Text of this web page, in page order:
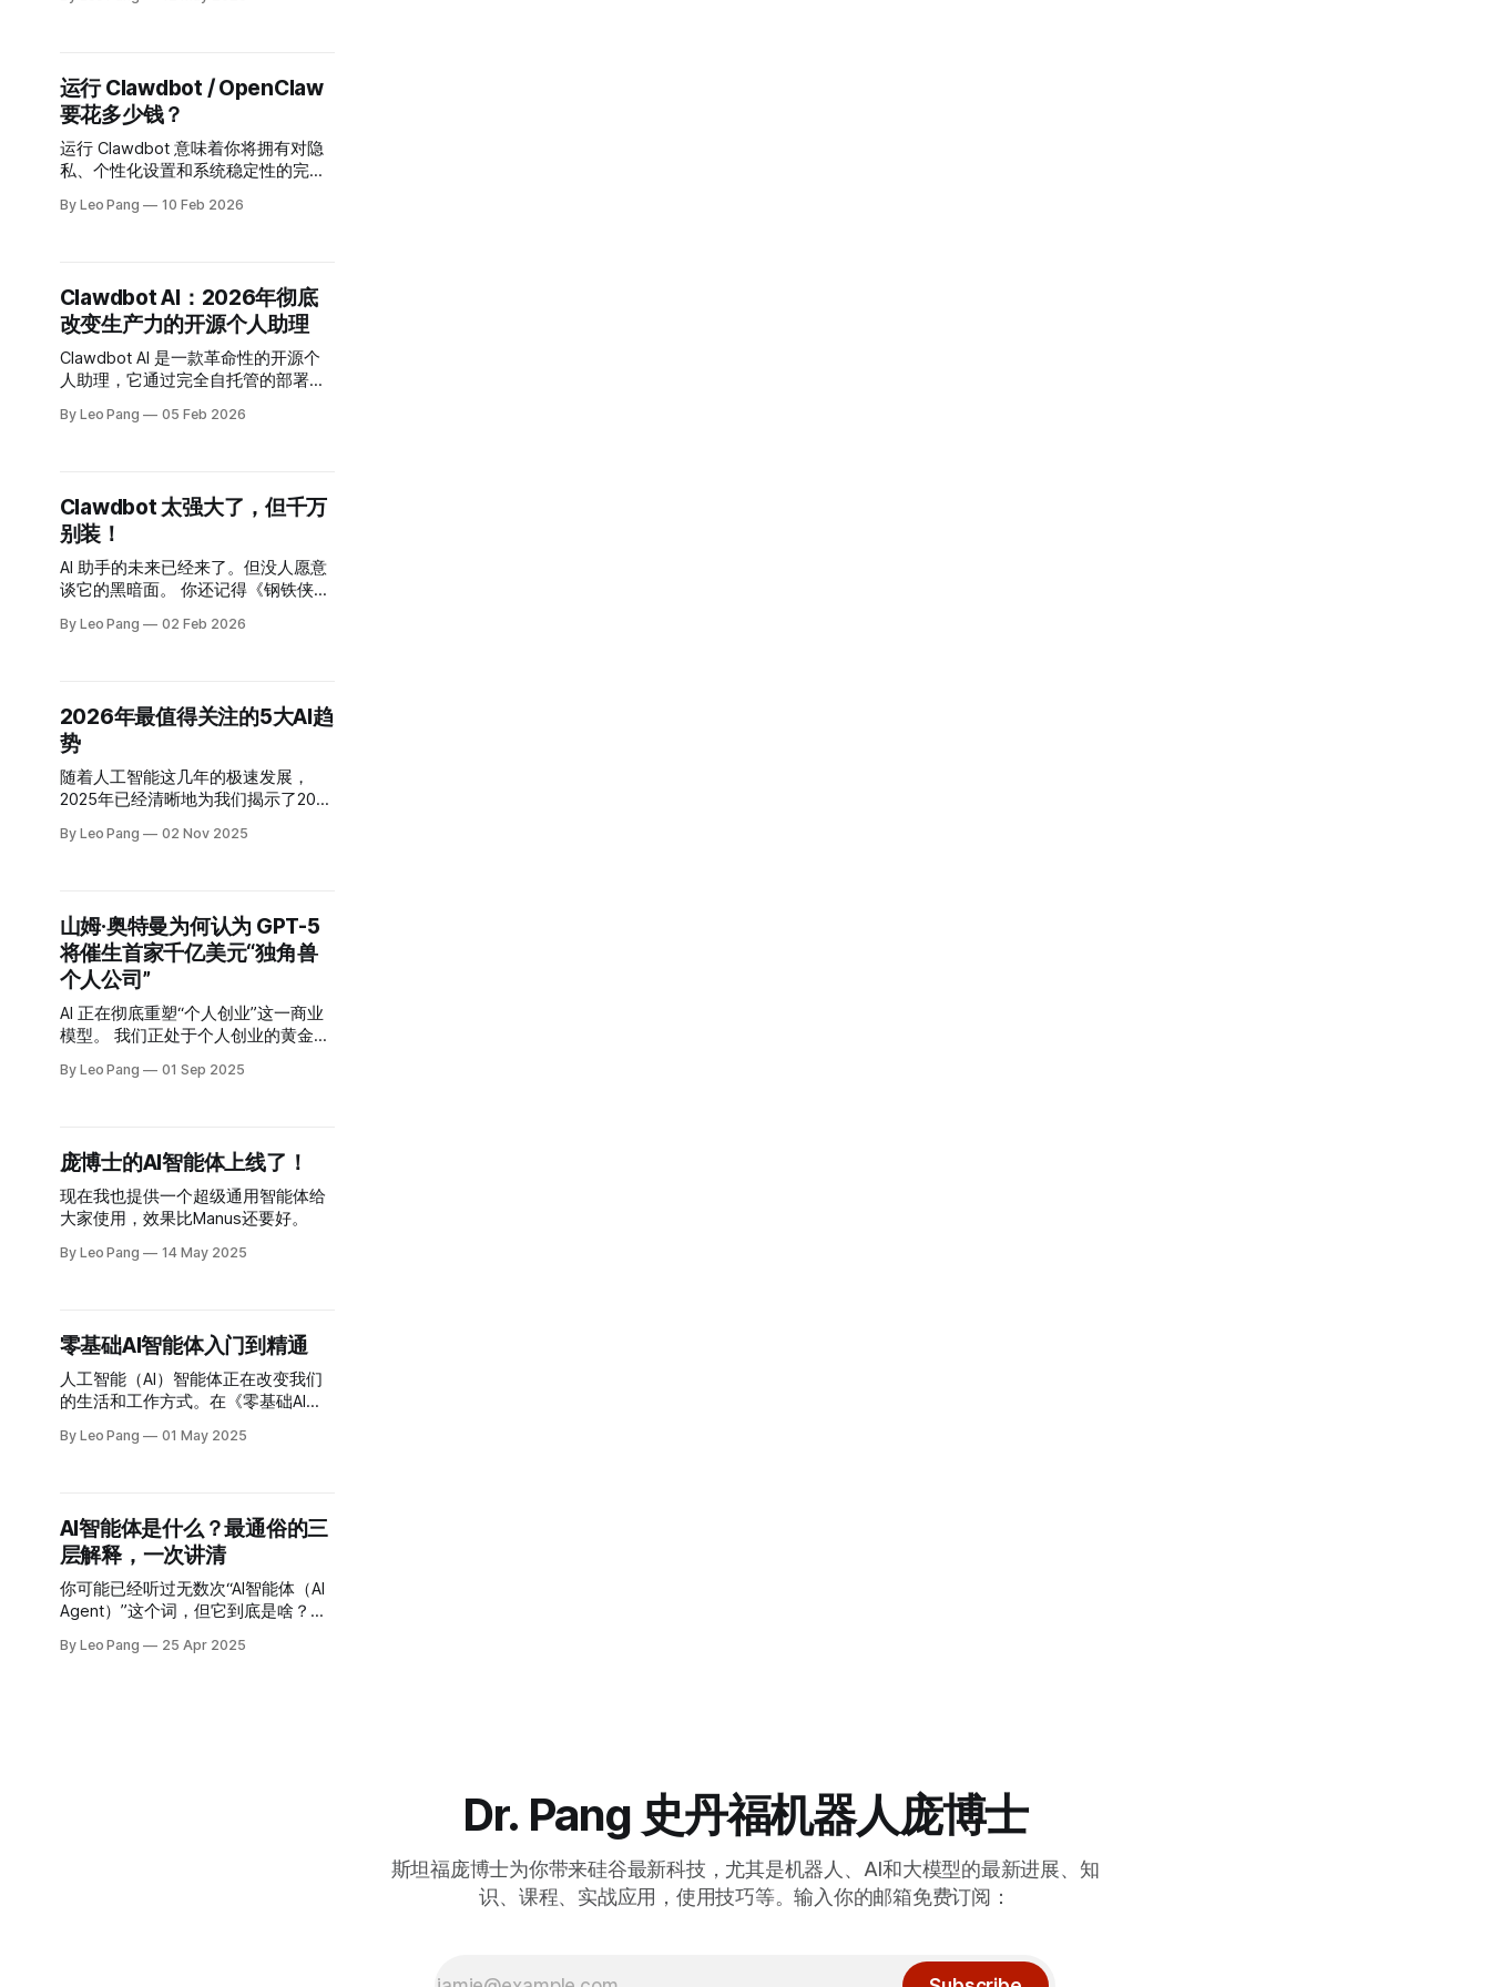
OpenClaw 与 Hermes 的真实经验：
用。
运行 Clawdbot / OpenClaw
要花多少钱？
运行 Clawdbot 意味着你将拥有对隐
私、个性化设置和系统稳定性的完整
担计算、网络传输、存储以及调用大
了解这些成本从何而来、如何随使用
量变化，并附带精确示例以便你制定
预算。
By Leo Pang 10 Feb 2026
Clawdbot AI：2026年彻底
改变生产力的开源个人助理
Clawdbot AI 是一款革命性的开源个
人助理，它通过完全自托管的部署方
保障与真实世界自动化能力，正在彻
过你日常使用的聊天工具即可完成。
By Leo Pang 05 Feb 2026
Clawdbot 太强大了，但千万
别装！
AI 助手的未来已经来了。但没人愿意
谈它的黑暗面。 你还记得《钢铁侠》
就搞定一切的场景吗？灯光调暗，系
（后改名为Moltbot, OpenClaw）。
在深入研究它到底能干什么之后，我
必须跟你坦诚聊聊。
By Leo Pang 02 Feb 2026
2026年最值得关注的5大AI趋
势
随着人工智能这几年的极速发展，
2025年已经清晰地为我们揭示了2026
能体，到围绕伦理、监管和数据隐私
正在大力投资AI基础设施，政府和社
会组织也在积极建立相关的规范和标
准，可以预见：2026年将成为AI发展
的关键转折点。
By Leo Pang 02 Nov 2025
山姆·奥特曼为何认为 GPT-5
将催生首家千亿美元“独角兽
个人公司”
AI 正在彻底重塑“个人创业”这一商业
模型。 我们正处于个人创业的黄金时
精力门槛。 而这个机会，远远不止是
最近说： “我有个 CEO 好友群，我们
在群里打赌：哪一年会出现首家由一
个人创办的s十亿美元公司。这在没有
AI 的时代完全无法想象，而现在已经
可以靠一个人建立一家“独角兽”公
By Leo Pang 01 Sep 2025
庞博士的AI智能体上线了！
现在我也提供一个超级通用智能体给
大家使用，效果比Manus还要好。
By Leo Pang 14 May 2025
零基础AI智能体入门到精通
人工智能（AI）智能体正在改变我们
的生活和工作方式。在《零基础AI智
课中，我们深入探讨了智能体的基础
速了解智能体的核心价值，以及如何
通过这门课掌握这一前沿技术。
By Leo Pang 01 May 2025
AI智能体是什么？最通俗的三
层解释，一次讲清
你可能已经听过无数次“AI智能体（AI
Agent）”这个词，但它到底是啥？为
释太复杂，有些又浅得离谱。 这篇文
By Leo Pang 25 Apr 2025
Dr. Pang 史丹福机器人庞博士
斯坦福庞博士为你带来硅谷最新科技，尤其是机器人、AI和大模型的最新进展、知
识、课程、实战应用，使用技巧等。输入你的邮箱免费订阅：